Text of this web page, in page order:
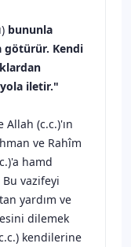
bununla
götürür. Kendi
yola iletir."
(c.c.)'ın
ve Rahîm
hamd
vazifeyi
yardım ve
dilemek
kendilerine